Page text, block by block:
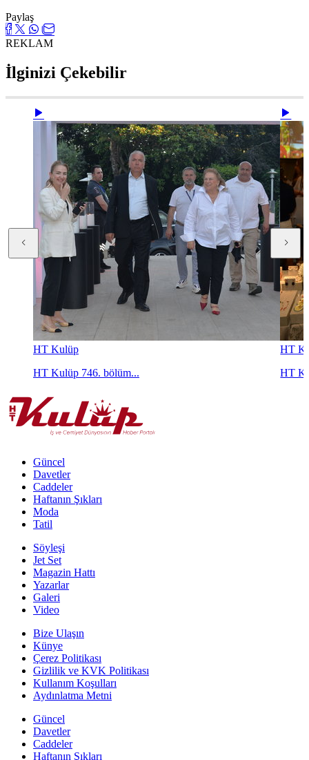
Paylaş
REKLAM
İlginizi Çekebilir
HT Kulüp
HT Kulüp 746. bölüm...
HT
HT
Güncel
Davetler
Caddeler
Haftanın Şıkları
Moda
Tatil
Söyleşi
Jet Set
Magazin Hattı
Yazarlar
Galeri
Video
Bize Ulaşın
Künye
Çerez Politikası
Gizlilik ve KVK Politikası
Kullanım Koşulları
Aydınlatma Metni
Güncel
Davetler
Caddeler
Haftanın Şıkları